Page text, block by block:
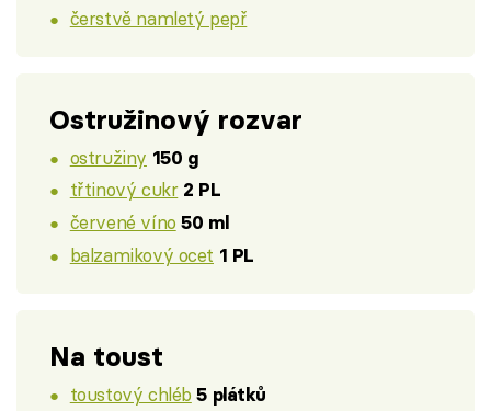
čerstvě namletý pepř
Ostružinový rozvar
ostružiny 150 g
třtinový cukr 2 PL
červené víno 50 ml
balzamikový ocet 1 PL
Na toust
toustový chléb 5 plátků